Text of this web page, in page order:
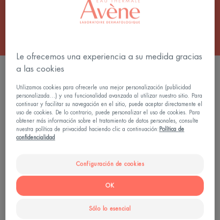
Todos los Crema solar facial de alta protección
3 resultados "Crema solar matificante Avène"
ULTRA
FLUIDO
OIL
CONTROL
Protección solar - Pieles
FLUIDO
SPF50
Protección solar - Pieles
Le ofrecemos una experiencia a su medida gracias
a las cookies
Utilizamos cookies para ofrecerle una mejor personalización (publicidad
personalizada...) y una funcionalidad avanzada al utilizar nuestro sitio. Para
continuar y facilitar su navegación en el sitio, puede aceptar directamente el
uso de cookies. De lo contrario, puede personalizar el uso de cookies. Para
obtener más información sobre el tratamiento de datos personales, consulte
nuestra política de privacidad haciendo clic a continuación: Política de
confidencialidad
Configuración de cookies
Sólo lo esencial
OK